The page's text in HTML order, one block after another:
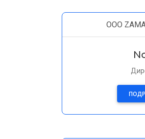
OOO